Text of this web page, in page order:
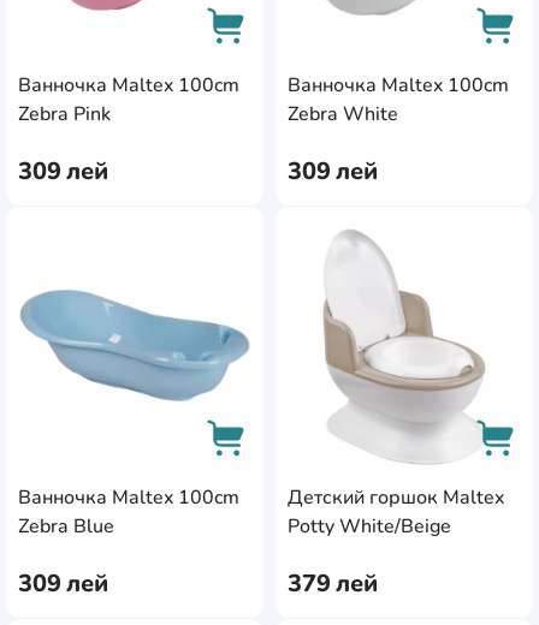
Ванночка Maltex 100cm
Zebra Pink
309лей
AddCardToCart
Ванночка Maltex 100cm
Zebra White
309лей
Ванночка Maltex 100cm
Zebra Blue
309лей
AddCardToFavourite
AddCardToCart
Детский горшок Maltex
Potty White/Beige
379лей